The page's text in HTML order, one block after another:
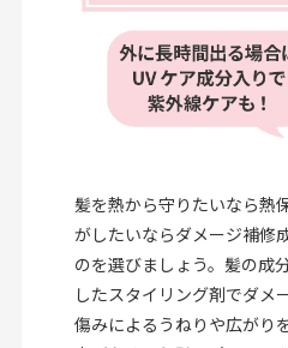
髪を熱から守りたいなら熱
がしたいならダメージ補修
のを選びましょう。髪の成
したスタイリング剤でダメ
傷みによるうねりや広がり